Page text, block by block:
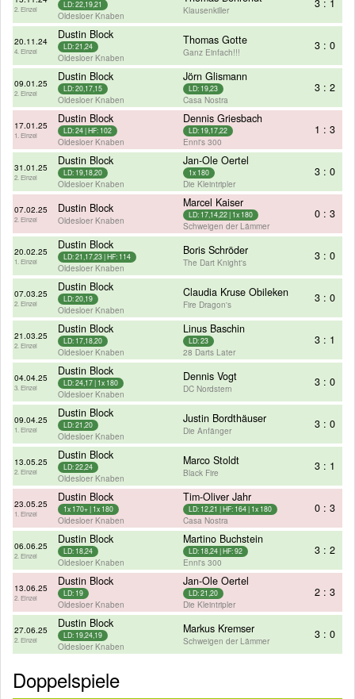
2. Einzel LD: 22,19,21
Oldesloer Knaben Klausenkiller 3 : 1
20.11.24
4. Einzel
Dustin Block
LD: 21,24
Oldesloer Knaben
Thomas Gotte
Ganz Einfach!!! 3 : 0
09.01.25
2. Einzel
Dustin Block
LD: 20,17,15
Oldesloer Knaben
Jörn Glismann
LD: 19,23
Casa Nostra
3 : 2
17.01.25
1. Einzel
Dustin Block
LD: 24 | HF: 102
Oldesloer Knaben
Dennis Griesbach
LD: 19,17,22
Enni's 300
1 : 3
31.01.25
2. Einzel
Dustin Block
LD: 19,18,20
Oldesloer Knaben
Jan-Ole Oertel
1x 180
Die Kleintripler
3 : 0
07.02.25
2. Einzel
Dustin Block
Oldesloer Knaben
Marcel Kaiser
LD: 17,14,22 | 1x 180
Schweigen der Lämmer
0 : 3
20.02.25
1. Einzel
Dustin Block
LD: 21,17,23 | HF: 114
Oldesloer Knaben
Boris Schröder
The Dart Knight's 3 : 0
07.03.25
2. Einzel
Dustin Block
LD: 20,19
Oldesloer Knaben
Claudia Kruse Obileken
Fire Dragon's 3 : 0
21.03.25
2. Einzel
Dustin Block
LD: 17,18,20
Oldesloer Knaben
Linus Baschin
LD: 23
28 Darts Later
3 : 1
04.04.25
3. Einzel
Dustin Block
LD: 24,17 | 1x 180
Oldesloer Knaben
Dennis Vogt
DC Nordstern 3 : 0
09.04.25
1. Einzel
Dustin Block
LD: 21,20
Oldesloer Knaben
Justin Bordthäuser
Die Anfänger 3 : 0
13.05.25
2. Einzel
Dustin Block
LD: 22,24
Oldesloer Knaben
Marco Stoldt
Black Fire 3 : 1
23.05.25
1. Einzel
Dustin Block
1x 170+ | 1x 180
Oldesloer Knaben
Tim-Oliver Jahr
LD: 12,21 | HF: 164 | 1x 180
Casa Nostra
0 : 3
06.06.25
2. Einzel
Dustin Block
LD: 18,24
Oldesloer Knaben
Martino Buchstein
LD: 18,24 | HF: 92
Enni's 300
3 : 2
13.06.25
2. Einzel
Dustin Block
LD: 19
Oldesloer Knaben
Jan-Ole Oertel
LD: 21,20
Die Kleintripler
2 : 3
27.06.25
2. Einzel
Dustin Block
LD: 19,24,19
Oldesloer Knaben
Markus Kremser
Schweigen der Lämmer 3 : 0
Doppelspiele